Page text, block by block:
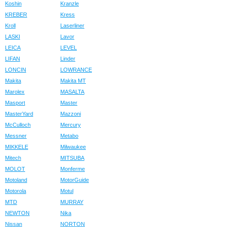
Koshin
Kranzle
KREBER
Kress
Kroll
Laserliner
LASKI
Lavor
LEICA
LEVEL
LIFAN
Linder
LONCIN
LOWRANCE
Makita
Makita MT
Marolex
MASALTA
Masport
Master
MasterYard
Mazzoni
McCulloch
Mercury
Messner
Metabo
MIKKELE
Milwaukee
Mitech
MITSUBA
MOLOT
Monferme
Motoland
MotorGuide
Motorola
Motul
MTD
MURRAY
NEWTON
Nika
Nissan
NORTON